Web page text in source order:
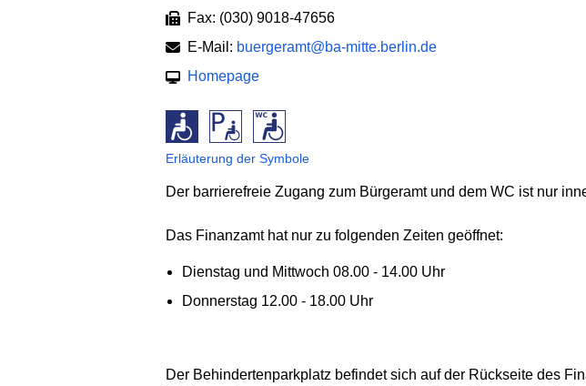
Fax: (030) 9018-47656
E-Mail: buergeramt@ba-mitte.berlin.de
Homepage
Erläuterung der Symbole
Der barrierefreie Zugang zum Bürgeramt und dem WC ist nur
Das Finanzamt hat nur zu folgenden Zeiten geöffnet:
Dienstag und Mittwoch 08.00 - 14.00 Uhr
Donnerstag 12.00 - 18.00 Uhr
Der Behindertenparkplatz befindet sich auf der Rückseite des